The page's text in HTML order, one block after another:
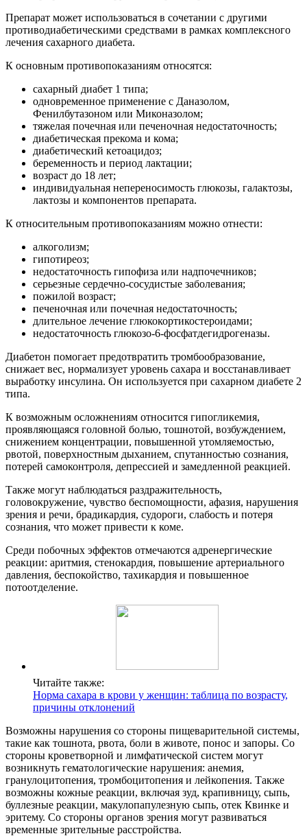
Препарат может использоваться в сочетании с другими
противодиабетическими средствами в рамках комплексного
лечения сахарного диабета.
К основным противопоказаниям относятся:
сахарный диабет 1 типа;
одновременное применение с Даназолом,
Фенилбутазоном или Миконазолом;
тяжелая почечная или печеночная недостаточность;
диабетическая прекома и кома;
диабетический кетоацидоз;
беременность и период лактации;
возраст до 18 лет;
индивидуальная непереносимость глюкозы, галактозы,
лактозы и компонентов препарата.
К относительным противопоказаниям можно отнести:
алкоголизм;
гипотиреоз;
недостаточность гипофиза или надпочечников;
серьезные сердечно-сосудистые заболевания;
пожилой возраст;
печеночная или почечная недостаточность;
длительное лечение глюкокортикостероидами;
недостаточность глюкозо-6-фосфатдегидрогеназы.
Диабетон помогает предотвратить тромбообразование,
снижает вес, нормализует уровень сахара и восстанавливает
выработку инсулина. Он используется при сахарном диабете 2
типа.
К возможным осложнениям относится гипогликемия,
проявляющаяся головной болью, тошнотой, возбуждением,
снижением концентрации, повышенной утомляемостью,
рвотой, поверхностным дыханием, спутанностью сознания,
потерей самоконтроля, депрессией и замедленной реакцией.
Также могут наблюдаться раздражительность,
головокружение, чувство беспомощности, афазия, нарушения
зрения и речи, брадикардия, судороги, слабость и потеря
сознания, что может привести к коме.
Среди побочных эффектов отмечаются адренергические
реакции: аритмия, стенокардия, повышение артериального
давления, беспокойство, тахикардия и повышенное
потоотделение.
Читайте также:
Норма сахара в крови у женщин: таблица по возрасту,
причины отклонений
Возможны нарушения со стороны пищеварительной системы,
такие как тошнота, рвота, боли в животе, понос и запоры. Со
стороны кроветворной и лимфатической систем могут
возникнуть гематологические нарушения: анемия,
гранулоцитопения, тромбоцитопения и лейкопения. Также
возможны кожные реакции, включая зуд, крапивницу, сыпь,
буллезные реакции, макулопапулезную сыпь, отек Квинке и
эритему. Со стороны органов зрения могут развиваться
временные зрительные расстройства.